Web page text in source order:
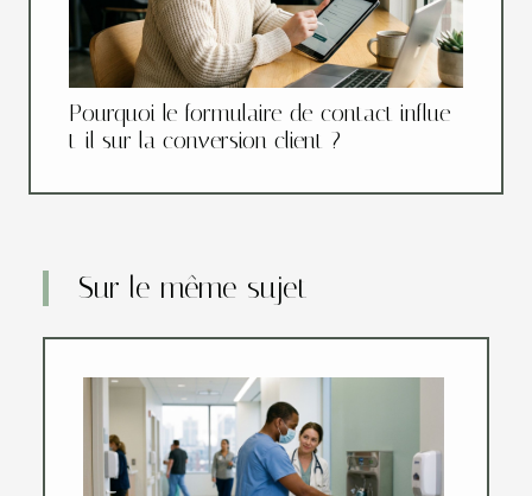
Pourquoi le formulaire de contact influe-
t-il sur la conversion client ?
Sur le même sujet